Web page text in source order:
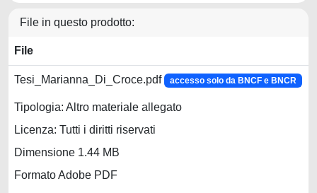
File in questo prodotto:
File
Tesi_Marianna_Di_Croce.pdf accesso solo da BNCF e BNCR
Tipologia: Altro materiale allegato
Licenza: Tutti i diritti riservati
Dimensione 1.44 MB
Formato Adobe PDF